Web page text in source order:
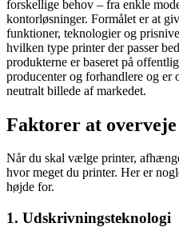
forskellige behov – fra enkle
kontorløsninger. Formålet er at
funktioner, teknologier og
hvilken type printer der passer
produkterne er baseret på
producenter og forhandlere og er
neutralt billede af markedet.
Faktorer at
Når du skal vælge printer,
hvor meget du printer. Her er
højde for.
1. Udskrivningsteknologi